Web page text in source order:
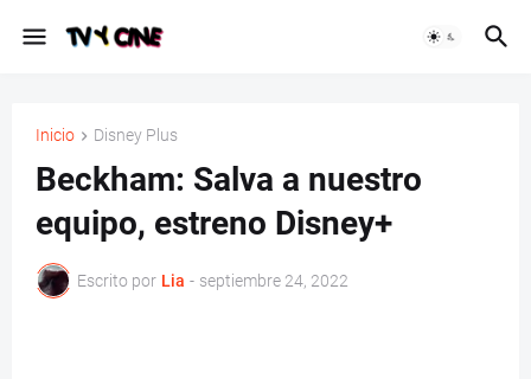
Inicio Disney Plus
Beckham: Salva a nuestro
equipo, estreno Disney+
Escrito por Lia - septiembre 24, 2022